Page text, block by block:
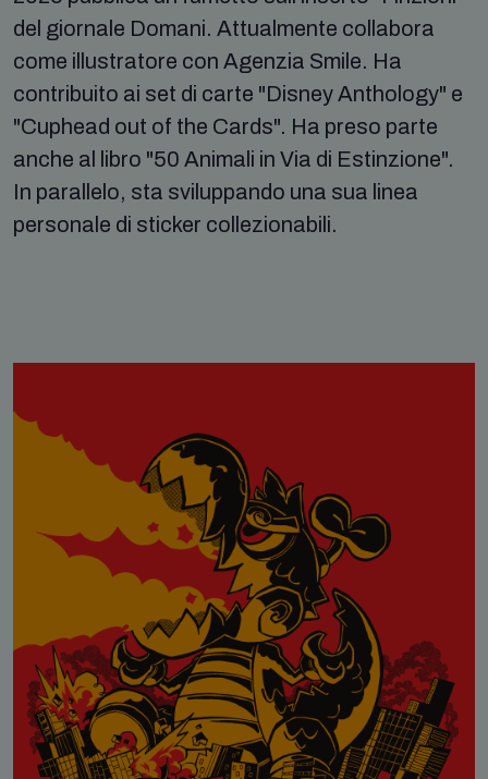
del giornale Domani. Attualmente collabora
come illustratore con Agenzia Smile. Ha
contribuito ai set di carte "Disney Anthology" e
"Cuphead out of the Cards". Ha preso parte
anche al libro "50 Animali in Via di Estinzione".
In parallelo, sta sviluppando una sua linea
personale di sticker collezionabili.